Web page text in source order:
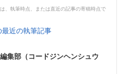
、執筆時点、または直近の記事の寄稿時点で
最近の執筆記事
集部（コードジンヘンシュウ